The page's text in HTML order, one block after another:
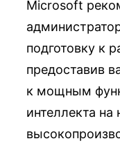
Microsoft
подготовку к
предоставив
к мощным
интеллекта на